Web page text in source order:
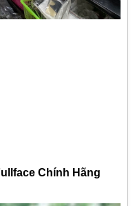
Chính Hãng